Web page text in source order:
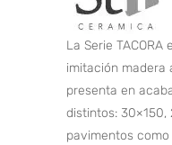
La Serie
imitación madera
presenta en
distintos: 30×150,
pavimentos